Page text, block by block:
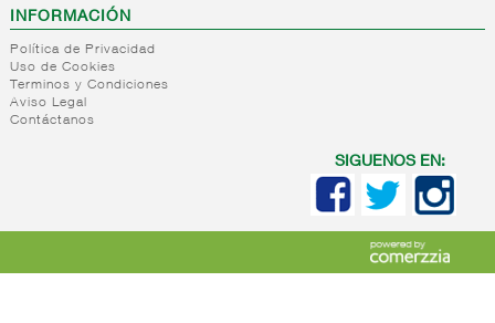
INFORMACIÓN
Política de Privacidad
Uso de Cookies
Terminos y Condiciones
Aviso Legal
Contáctanos
SIGUENOS EN: